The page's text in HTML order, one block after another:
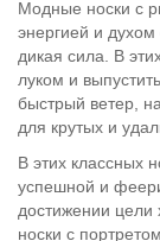
Модные носки с
энергией и духом
дикая сила. В
луком и
быстрый ветер,
для крутых и
В этих классных
успешной и
достижении цели
носки с